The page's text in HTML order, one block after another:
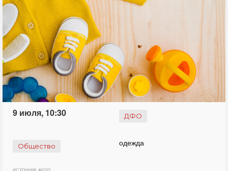
9 июля, 10:30 ДФО
Общество одежда
ИСТОЧНИК ФОТО